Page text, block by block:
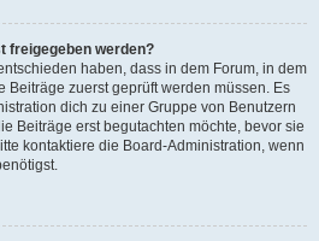
freigegeben werden?
haben, dass in dem Forum, in dem
Beiträge zuerst geprüft werden müssen. Es
dich zu einer Gruppe von Benutzern
Beiträge erst begutachten möchte, bevor sie
kontaktiere die Board-Administration, wenn